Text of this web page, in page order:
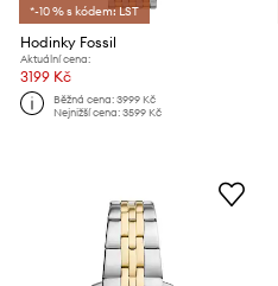
*-10 % s kódem: LST
Hodinky Fossil
Aktuální cena:
3199 Kč
Běžná cena:3999 Kč
Nejnižší cena:3599 Kč